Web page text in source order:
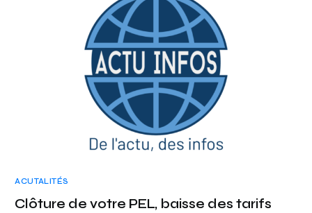
ACUTALITÉS
Clôture de votre PEL, baisse des tarifs